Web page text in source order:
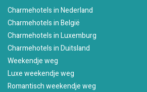
Charmehotels in Nederland
Charmehotels in België
Charmehotels in Luxemburg
Charmehotels in Duitsland
Weekendje weg
Luxe weekendje weg
Romantisch weekendje weg